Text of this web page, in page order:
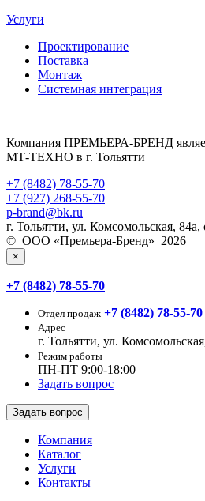
Услуги
Проектирование
Поставка
Монтаж
Системная интеграция
Компания ПРЕМЬЕРА-БРЕНД
МТ-ТЕХНО в г. Тольятти
+7 (8482) 78-55-70
+7 (927) 268-55-70
p-brand@bk.ru
г. Тольятти, ул. Комсомольская, 84а,
© ООО «Премьера-Бренд» 2026
×
+7 (8482) 78-55-70
Отдел продаж +7 (8482) 78-55-70
Адрес
г. Тольятти, ул.
Режим работы
ПН-ПТ 9:00-18:00
Задать вопрос
Задать вопрос
Компания
Каталог
Услуги
Контакты